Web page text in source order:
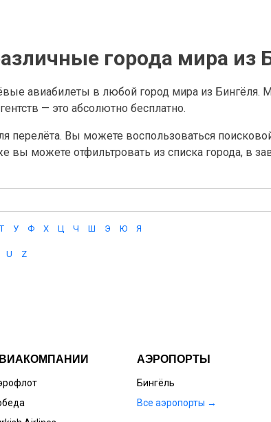
города мира из
авиабилеты в любой город мира из
— это абсолютно бесплатно.
перелёта. Вы можете воспользоваться
вы можете отфильтровать из списка города, в
Т У Ф Х Ц Ч Ш Э Ю Я
U Z
АЭРОПОРТЫ
Бингёль
Все аэропорты →